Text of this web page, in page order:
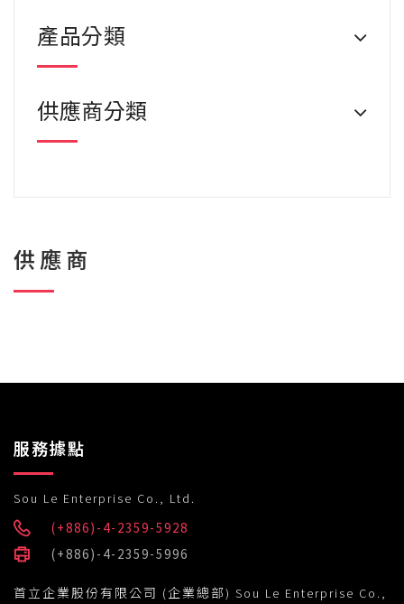
產品分類
供應商分類
供應商
服務據點
Sou Le Enterprise Co., Ltd.
(+886)-4-2359-5928
(+886)-4-2359-5996
首立企業股份有限公司 (企業總部) Sou Le Enterprise Co.,